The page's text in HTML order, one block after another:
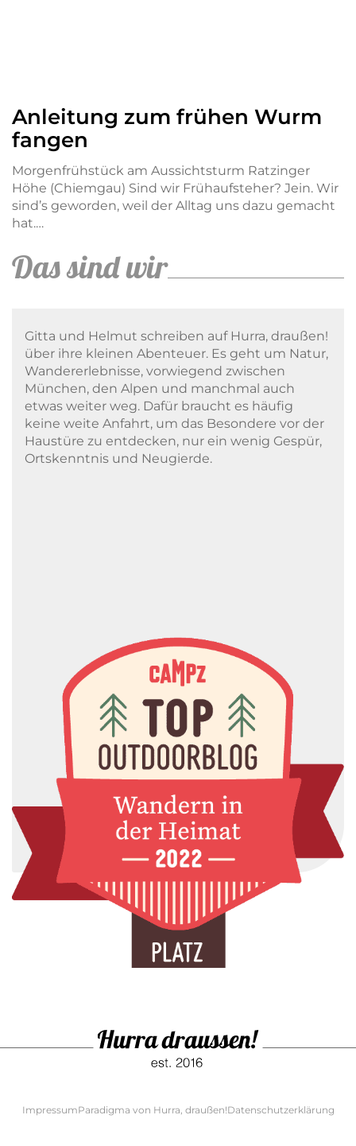
Anleitung zum frühen Wurm
fangen
Morgenfrühstück am Aussichtsturm Ratzinger
Höhe (Chiemgau) Sind wir Frühaufsteher? Jein. Wir
sind’s geworden, weil der Alltag uns dazu gemacht
hat.…
Das sind wir
Gitta und Helmut schreiben auf Hurra, draußen!
über ihre kleinen Abenteuer. Es geht um Natur,
Wandererlebnisse, vorwiegend zwischen
München, den Alpen und manchmal auch
etwas weiter weg. Dafür braucht es häufig
keine weite Anfahrt, um das Besondere vor der
Haustüre zu entdecken, nur ein wenig Gespür,
Ortskenntnis und Neugierde.
ImpressumParadigma von Hurra, draußen!Datenschutzerklärung